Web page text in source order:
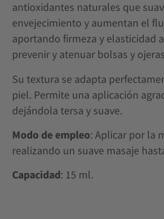
antioxidantes naturales que
envejecimiento y aumentan el
aportando firmeza y elasticidad
prevenir y atenuar bolsas y
Su textura se adapta
piel. Permite una aplicación
dejándola tersa y suave.
Modo de empleo: Aplicar por la
realizando un suave masaje
Capacidad: 15 ml.